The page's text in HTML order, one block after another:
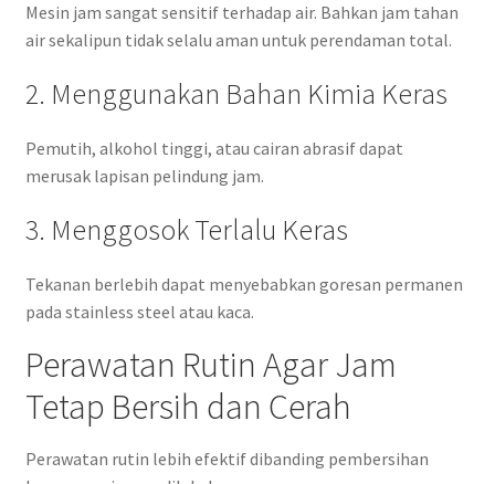
Mesin jam sangat sensitif terhadap air. Bahkan jam tahan
air sekalipun tidak selalu aman untuk perendaman total.
2. Menggunakan Bahan Kimia Keras
Pemutih, alkohol tinggi, atau cairan abrasif dapat
merusak lapisan pelindung jam.
3. Menggosok Terlalu Keras
Tekanan berlebih dapat menyebabkan goresan permanen
pada stainless steel atau kaca.
Perawatan Rutin Agar Jam
Tetap Bersih dan Cerah
Perawatan rutin lebih efektif dibanding pembersihan